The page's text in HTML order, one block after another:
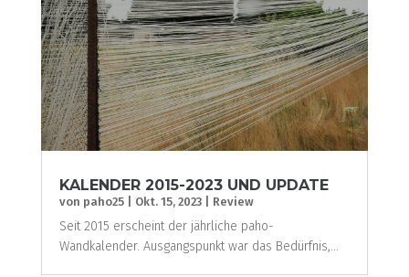
KALENDER 2015-2023 UND UPDATE
von paho25| Okt. 15, 2023| Review
Seit 2015 erscheint der jährliche paho-
Wandkalender. Ausgangspunkt war das Bedürfnis,...